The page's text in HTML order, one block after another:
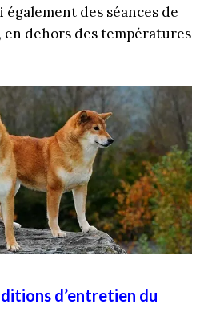
des séances de
en dehors des températures
d’entretien du